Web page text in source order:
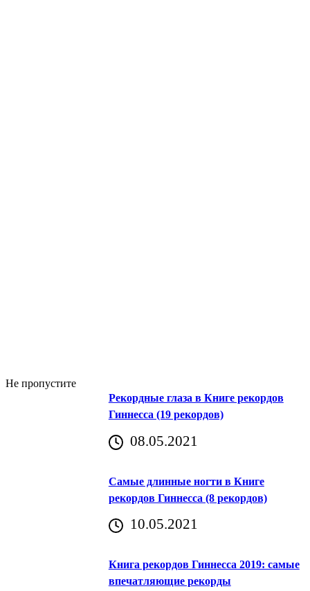
Не пропустите
Рекордные глаза в Книге рекордов
Гиннесса (19 рекордов)
08.05.2021
Самые длинные ногти в Книге
рекордов Гиннесса (8 рекордов)
10.05.2021
Книга рекордов Гиннесса 2019: самые
впечатляющие рекорды